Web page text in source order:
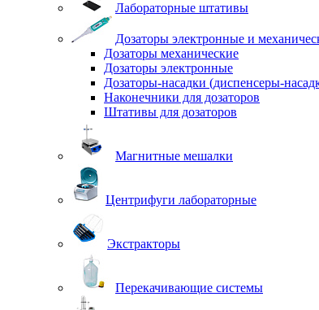
Лабораторные штативы
Дозаторы электронные и
Дозаторы механические
Дозаторы электронные
Дозаторы-насадки (диспенсеры-
Наконечники для дозаторов
Штативы для дозаторов
Магнитные мешалки
Центрифуги лабораторные
Экстракторы
Перекачивающие системы